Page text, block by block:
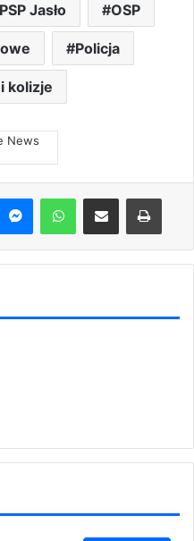
Jasło OSP
Policja
kolizje
MessengerWhatsAppShare via Email Print